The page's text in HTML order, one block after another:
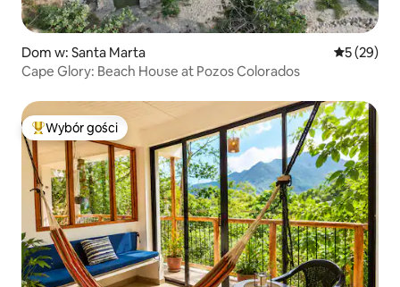
Dom w: Santa Marta Średnia
5 (29)
Cape Glory: Beach House at Pozos Colorados
Najpopularniejsze z kategorii Wybór gości
Wybór gości